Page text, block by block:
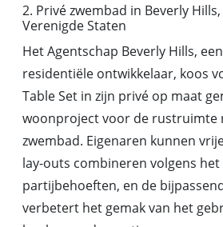
2. Privé zwembad in Beverly
Verenigde Staten
Het Agentschap Beverly Hills,
residentiële ontwikkelaar, koos
Table Set in zijn privé op maat
woonproject voor de rustruimte
zwembad. Eigenaren kunnen
lay-outs combineren volgens het
partijbehoeften, en de
verbetert het gemak van het